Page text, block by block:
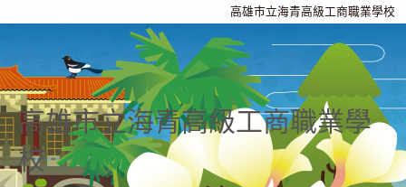
高雄市立海青高級工商職業學校
高雄市立海青高級工商職業學
校